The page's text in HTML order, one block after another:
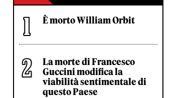
È morto William Orbit
La morte di Francesco
Guccini modifica la
viabilità sentimentale di
questo Paese